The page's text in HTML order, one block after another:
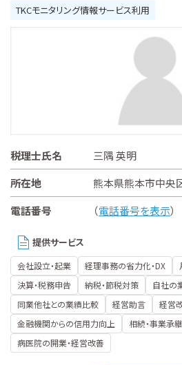
TKCモニタリング情報サービス利用
税理士氏名
三隅 英明
所在地
熊本県熊本市中央
電話番号
（電話番号を表示）
提供サービス
会社設立・起業 経理事務の省力化・DX
決算・税務申告
納税・節税対策 自社の
同業他社との業績比較
経営助言
経営
金融機関からの信用力向上
相続・事業承継
病医院の開業・経営改善